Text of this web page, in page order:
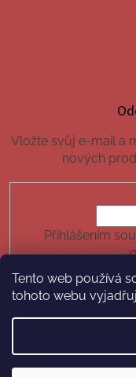
Tento web používá
tohoto webu
Vložte svůj e-mail a
nových
Přihlášením